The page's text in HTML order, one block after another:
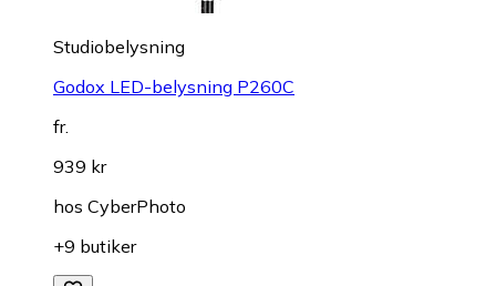
Studiobelysning
Godox LED-belysning P260C
fr.
939 kr
hos CyberPhoto
+9 butiker